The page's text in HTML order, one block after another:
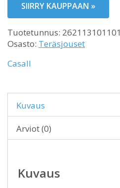
SIIRRY KAUPPAAN »
Tuotetunnus: 262113101101
Osasto: Teräsjouset
Casall
Kuvaus
Arviot (0)
Kuvaus